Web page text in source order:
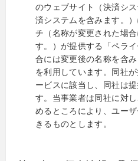
のウェブサイト（決済シ
済システムを含みます。
チ（名称が変更された場
す。）が提供する「ペラ
合には変更後の名称を含
を利用しています。同社
ービスに該当し、同社は
す。当事業者は同社に対
めるところにより、ユー
きるものとします。